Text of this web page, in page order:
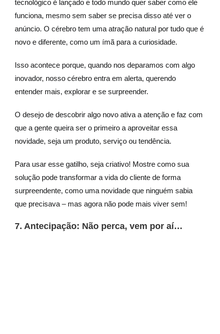
tecnológico é lançado e todo mundo quer saber como ele
funciona, mesmo sem saber se precisa disso até ver o
anúncio. O cérebro tem uma atração natural por tudo que é
novo e diferente, como um ímã para a curiosidade.
Isso acontece porque, quando nos deparamos com algo
inovador, nosso cérebro entra em alerta, querendo
entender mais, explorar e se surpreender.
O desejo de descobrir algo novo ativa a atenção e faz com
que a gente queira ser o primeiro a aproveitar essa
novidade, seja um produto, serviço ou tendência.
Para usar esse gatilho, seja criativo! Mostre como sua
solução pode transformar a vida do cliente de forma
surpreendente, como uma novidade que ninguém sabia
que precisava – mas agora não pode mais viver sem!
7. Antecipação: Não perca, vem por aí…